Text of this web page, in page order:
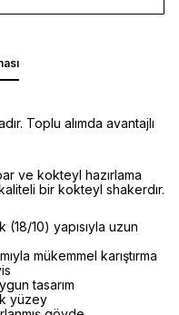
Toplu alımda avantajlı
ve kokteyl hazırlama
bir kokteyl shakerdır.
10) yapısıyla uzun
mükemmel karıştırma
tasarım
yüzey